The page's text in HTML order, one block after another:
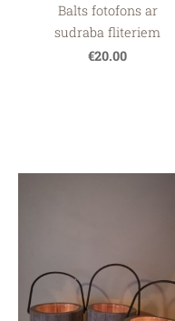
Balts fotofons ar
sudraba fliteriem
€20.00